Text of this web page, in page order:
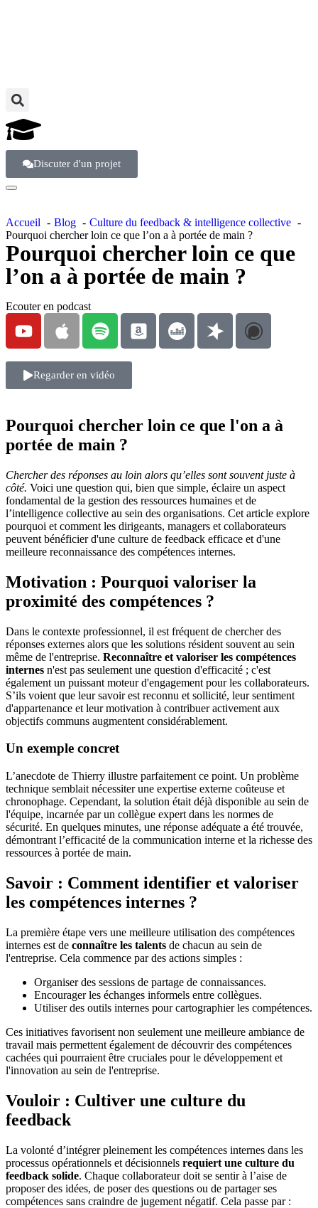
Discuter d'un projet
Accueil Blog
Culture du feedback & intelligence collective
Pourquoi chercher loin ce que l’on a à portée de main ?
Pourquoi chercher loin ce que
l’on a à portée de main ?
Ecouter en podcast
Regarder en vidéo
Pourquoi chercher loin ce que l'on a à
portée de main ?
Chercher des réponses au loin alors qu’elles sont souvent juste à
côté. Voici une question qui, bien que simple, éclaire un aspect
fondamental de la gestion des ressources humaines et de
l’intelligence collective au sein des organisations. Cet article explore
pourquoi et comment les dirigeants, managers et collaborateurs
peuvent bénéficier d'une culture de feedback efficace et d'une
meilleure reconnaissance des compétences internes.
Motivation : Pourquoi valoriser la
proximité des compétences ?
Dans le contexte professionnel, il est fréquent de chercher des
réponses externes alors que les solutions résident souvent au sein
même de l'entreprise. Reconnaître et valoriser les compétences
internes n'est pas seulement une question d'efficacité ; c'est
également un puissant moteur d'engagement pour les collaborateurs.
S’ils voient que leur savoir est reconnu et sollicité, leur sentiment
d'appartenance et leur motivation à contribuer activement aux
objectifs communs augmentent considérablement.
Un exemple concret
L’anecdote de Thierry illustre parfaitement ce point. Un problème
technique semblait nécessiter une expertise externe coûteuse et
chronophage. Cependant, la solution était déjà disponible au sein de
l'équipe, incarnée par un collègue expert dans les normes de
sécurité. En quelques minutes, une réponse adéquate a été trouvée,
démontrant l’efficacité de la communication interne et la richesse des
ressources à portée de main.
Savoir : Comment identifier et valoriser
les compétences internes ?
La première étape vers une meilleure utilisation des compétences
internes est de connaître les talents de chacun au sein de
l'entreprise. Cela commence par des actions simples :
Organiser des sessions de partage de connaissances.
Encourager les échanges informels entre collègues.
Utiliser des outils internes pour cartographier les compétences.
Ces initiatives favorisent non seulement une meilleure ambiance de
travail mais permettent également de découvrir des compétences
cachées qui pourraient être cruciales pour le développement et
l'innovation au sein de l'entreprise.
Vouloir : Cultiver une culture du
feedback
La volonté d’intégrer pleinement les compétences internes dans les
processus opérationnels et décisionnels requiert une culture du
feedback solide. Chaque collaborateur doit se sentir à l’aise de
proposer des idées, de poser des questions ou de partager ses
compétences sans craindre de jugement négatif. Cela passe par :